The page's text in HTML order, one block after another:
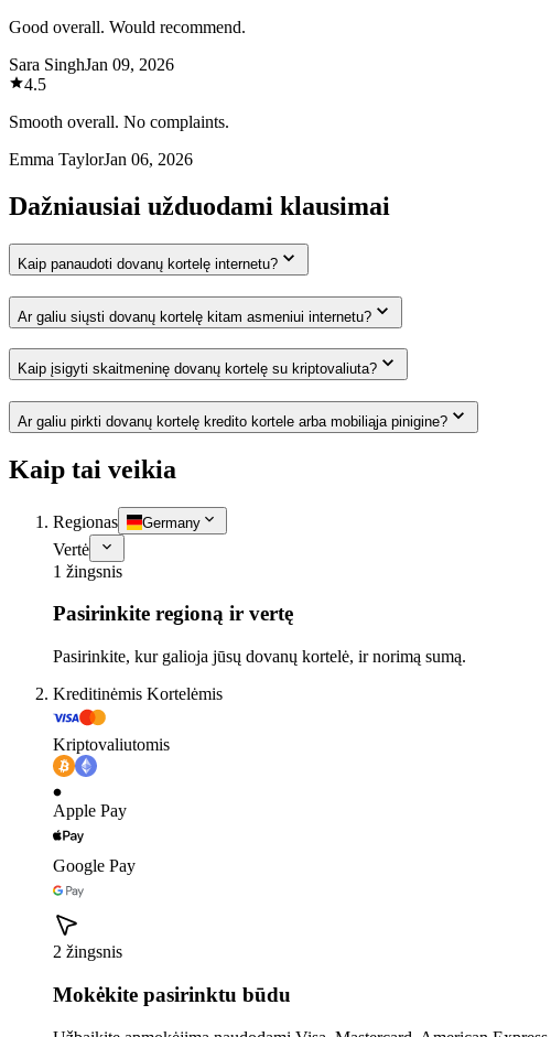
Good overall. Would recommend.
Sara SinghJan 09, 2026
4.5
Smooth overall. No complaints.
Emma TaylorJan 06, 2026
Dažniausiai užduodami klausimai
Kaip panaudoti dovanų kortelę internetu?
Ar galiu siųsti dovanų kortelę kitam asmeniui internetu?
Kaip įsigyti skaitmeninę dovanų kortelę su kriptovaliuta?
Ar galiu pirkti dovanų kortelę kredito kortele arba mobiliąja pinigine?
Kaip tai veikia
Regionas Germany
Vertė
1 žingsnis
Pasirinkite regioną ir vertę
Pasirinkite, kur galioja jūsų dovanų kortelė, ir norimą sumą.
Kreditinėmis Kortelėmis
Kriptovaliutomis
Apple Pay
Google Pay
2 žingsnis
Mokėkite pasirinktu būdu